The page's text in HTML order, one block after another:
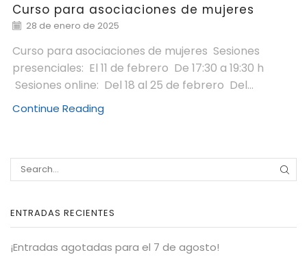
Curso para asociaciones de mujeres
28 de enero de 2025
Curso para asociaciones de mujeres Sesiones
presenciales: El 11 de febrero De 17:30 a 19:30 h
Sesiones online: Del 18 al 25 de febrero Del...
Continue Reading
ENTRADAS RECIENTES
¡Entradas agotadas para el 7 de agosto!